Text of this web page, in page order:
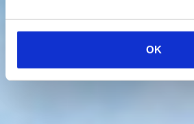
OK
productiviteit en vertraagde groei.